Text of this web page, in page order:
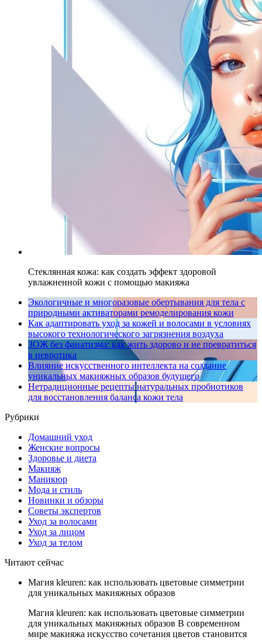
Стеклянная кожа: как создать эффект здоровой
увлажненной кожи с помощью макияжа
Экологичные и многоразовые обертывания для тела с
природными активаторами ремоделирования кожи
Как адаптировать уход за кожей и волосами в условиях
высокого технологического загрязнения воздуха
ЗОЖ без фанатизма: как жить здорово и не превратиться
в невротика
Влияние искусственного интеллекта на создание
уникальных макияжных образов будущего
Нетрадиционные рецепты натуральных пробиотиков
для восстановления баланса кожи тела
Рубрики
Домашний уход
Женские вопросы
Здоровье и диета
Макияж
Маникюр
Мода и стиль
Новинки и обзоры
Советы экспертов
Уход за волосами
Уход за лицом
Уход за телом
Читают сейчас
Магия kleuren: как использовать цветовые симметрии
для уникальных макияжных образов
Магия kleuren: как использовать цветовые симметрии
для уникальных макияжных образов В современном
мире макияжа искусство сочетания цветов становится